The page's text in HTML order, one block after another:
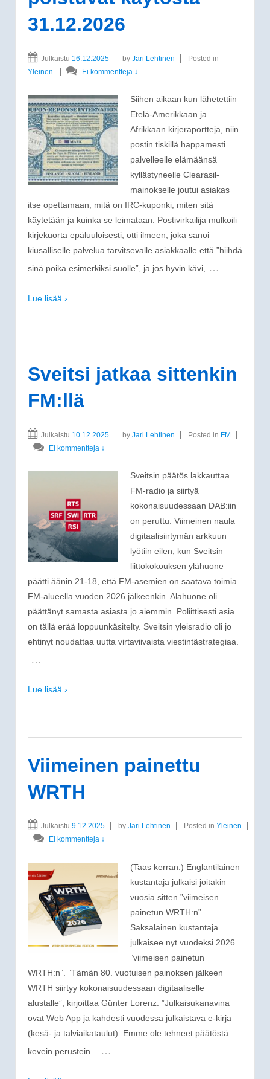
31.12.2026
Julkaistu 16.12.2025 by Jari Lehtinen
Posted in
Yleinen
Ei kommentteja ↓
Siihen aikaan kun lähetettiin
Etelä-Amerikkaan ja
Afrikkaan kirjeraportteja, niin
postin tiskillä happamesti
palvelleelle elämäänsä
kyllästyneelle Clearasil-
mainokselle joutui asiakas
itse opettamaan, mitä on IRC-kuponki, miten sitä
käytetään ja kuinka se leimataan. Postivirkailija mulkoili
kirjekuorta epäluuloisesti, otti ilmeen, joka sanoi
kiusalliselle palvelua tarvitsevalle asiakkaalle että ”hiihdä
sinä poika esimerkiksi suolle”, ja jos hyvin kävi, …
Lue lisää ›
Sveitsi jatkaa sittenkin
FM:llä
Julkaistu 10.12.2025 by Jari Lehtinen Posted in FM
Ei kommentteja ↓
Sveitsin päätös lakkauttaa
FM-radio ja siirtyä
kokonaisuudessaan DAB:iin
on peruttu. Viimeinen naula
digitaalisiirtymän arkkuun
lyötiin eilen, kun Sveitsin
liittokokouksen ylähuone
päätti äänin 21-18, että FM-asemien on saatava toimia
FM-alueella vuoden 2026 jälkeenkin. Alahuone oli
päättänyt samasta asiasta jo aiemmin. Poliittisesti asia
on tällä erää loppuunkäsitelty. Sveitsin yleisradio oli jo
ehtinyt noudattaa uutta virtaviivaista viestintästrategiaa.
…
Lue lisää ›
Viimeinen painettu
WRTH
Julkaistu 9.12.2025 by Jari Lehtinen Posted in Yleinen
Ei kommentteja ↓
(Taas kerran.) Englantilainen
kustantaja julkaisi joitakin
vuosia sitten ”viimeisen
painetun WRTH:n”.
Saksalainen kustantaja
julkaisee nyt vuodeksi 2026
”viimeisen painetun
WRTH:n”. ”Tämän 80. vuotuisen painoksen jälkeen
WRTH siirtyy kokonaisuudessaan digitaaliselle
alustalle”, kirjoittaa Günter Lorenz. ”Julkaisukanavina
ovat Web App ja kahdesti vuodessa julkaistava e-kirja
(kesä- ja talviaikataulut). Emme ole tehneet päätöstä
kevein perustein – …